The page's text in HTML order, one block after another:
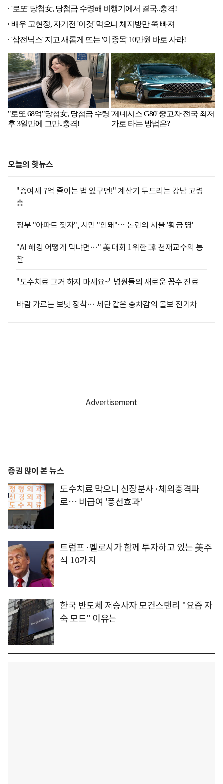
오늘의 핫뉴스
"증여세 7억 줄이는 법 있구먼!" 계산기 두드리는 강남 고령
층
정부 "아파트 짓자", 시민 "안돼"… 논란의 서울 '황금 땅'
"AI 해킹 어떻게 막냐면…" 美 대회 1위한 韓 천재교수의 통
찰
"도수치료 그거 하지 마세요~" 병원들의 새로운 꼼수 진료
바람 가르는 보닛 장착… 세단 같은 승차감의 볼보 전기차
증권 많이 본 뉴스
도수치료 막으니 신장분사·체외충격파
로… 비급여 '풍선효과'
트럼프·펠로시가 함께 투자하고 있는 美주
식 10가지
한국 반도체 저승사자 모건스탠리 "요즘 자
숙 모드" 이유는